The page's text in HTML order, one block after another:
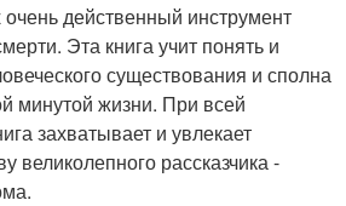
очень действенный инструмент
Эта книга учит понять и
существования и сполна
минутой жизни. При всей
захватывает и увлекает
великолепного рассказчика -